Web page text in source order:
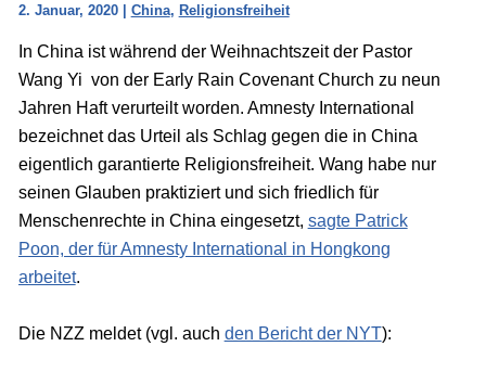
2. Januar, 2020 China, Religionsfreiheit
In China ist während der Weihnachtszeit der Pastor
Wang Yi von der Early Rain Covenant Church zu neun
Jahren Haft verurteilt worden. Amnesty International
bezeichnet das Urteil als Schlag gegen die in China
eigentlich garantierte Religionsfreiheit. Wang habe nur
seinen Glauben praktiziert und sich friedlich für
Menschenrechte in China eingesetzt, sagte Patrick
Poon, der für Amnesty International in Hongkong
arbeitet.
Die NZZ meldet (vgl. auch den Bericht der NYT):